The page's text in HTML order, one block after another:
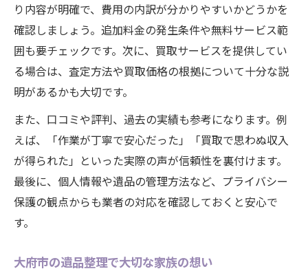
り内容が明確で、費用の内訳が分かりやすいかどうかを
確認しましょう。追加料金の発生条件や無料サービス範
囲も要チェックです。次に、買取サービスを提供してい
る場合は、査定方法や買取価格の根拠について十分な説
明があるかも大切です。
また、口コミや評判、過去の実績も参考になります。例
えば、「作業が丁寧で安心だった」「買取で思わぬ収入
が得られた」といった実際の声が信頼性を裏付けます。
最後に、個人情報や遺品の管理方法など、プライバシー
保護の観点からも業者の対応を確認しておくと安心で
す。
大府市の遺品整理で大切な家族の想い